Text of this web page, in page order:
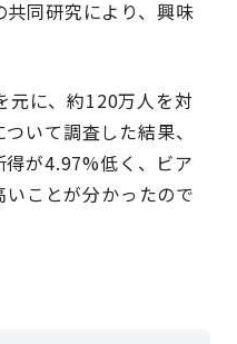
共同研究により、興味
元に、約120万人を対
いて調査した結果、
が4.97%低く、ビア
ことが分かったので